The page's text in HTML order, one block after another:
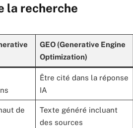
la recherche
GEO (Generative Engine
Optimization)
Être cité dans la réponse
IA
de
Texte généré incluant
des sources